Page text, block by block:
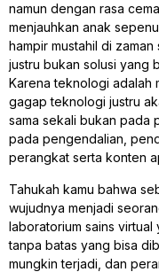
namun dengan rasa
menjauhkan anak
hampir mustahil di
justru bukan solusi yang
Karena teknologi adalah
gagap teknologi justru
sama sekali bukan pada
pada pengendalian,
perangkat serta konten
Tahukah kamu bahwa
wujudnya menjadi
laboratorium sains
tanpa batas yang bisa
mungkin terjadi, dan